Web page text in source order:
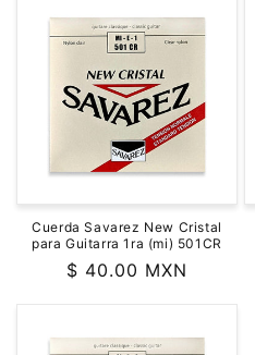
Cuerda Savarez New Cristal
para Guitarra 1ra (mi) 501CR
Precio
$ 40.00 MXN